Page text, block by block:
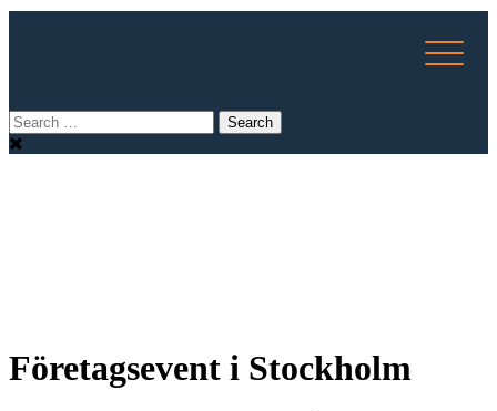
Företagsevent i Stockholm